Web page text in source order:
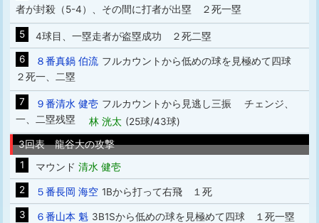
者が封殺（5-4）、その間に打者が出塁 ２死一塁
5
4球目、一塁走者が盗塁成功 ２死二塁
6
８番真鍋 伯流 フルカウントから低めの球を見極めて四球
２死一、二塁
7 ９番清水 健壱 フルカウントから見逃し三振 チェンジ、
一、二塁残塁 林 洸太 (25球/43球)
3回表 龍谷大の攻撃
1
マウンド 清水 健壱
2
５番長岡 海空 1Bから打って右飛 １死
3
６番山本 魁 3B1Sから低めの球を見極めて四球 １死一塁